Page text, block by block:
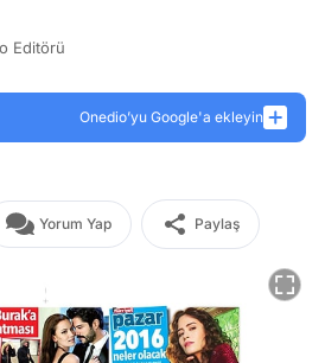
Editörü
Onedio’yu Google'a ekleyin
Yorum Yap Paylaş